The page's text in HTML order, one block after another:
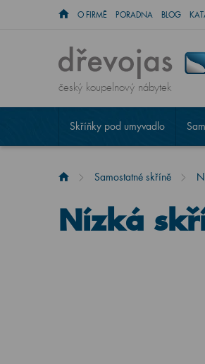
O FIRMĚ PORADNA BLOG
český koupelnový nábytek
Skříňky pod umyvadlo
Samostatné skříně
Nízká